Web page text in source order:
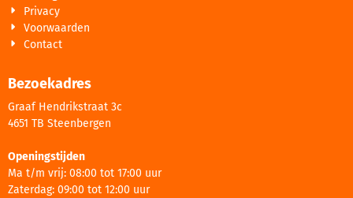
Privacy
Voorwaarden
Contact
Bezoekadres
Graaf Hendrikstraat 3c
4651 TB Steenbergen
Openingstijden
Ma t/m vrij: 08:00 tot 17:00 uur
Zaterdag: 09:00 tot 12:00 uur